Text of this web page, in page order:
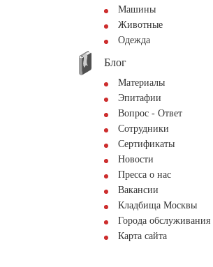
Машины
Животные
Одежда
Блог
Материалы
Эпитафии
Вопрос - Ответ
Сотрудники
Сертификаты
Новости
Пресса о нас
Вакансии
Кладбища Москвы
Города обслуживания
Карта сайта